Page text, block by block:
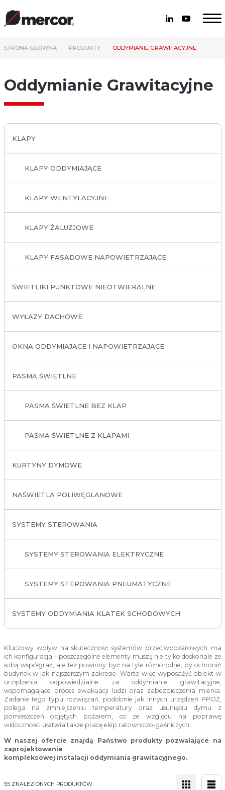
STRONA GŁÓWNA PRODUKTY ODDYMIANIE GRAWITACYJNE
Oddymianie Grawitacyjne
KLAPY
KLAPY ODDYMIAJĄCE
KLAPY WENTYLACYJNE
KLAPY ŻALUZJOWE
KLAPY FASADOWE NAPOWIETRZAJĄCE
ŚWIETLIKI PUNKTOWE NIEOTWIERALNE
WYŁAZY DACHOWE
OKNA ODDYMIAJĄCE I NAPOWIETRZAJĄCE
PASMA ŚWIETLNE
PASMA ŚWIETLNE BEZ KLAP
PASMA ŚWIETLNE Z KLAPAMI
KURTYNY DYMOWE
NAŚWIETLA POLIWĘGLANOWE
SYSTEMY STEROWANIA
SYSTEMY STEROWANIA ELEKTRYCZNE
SYSTEMY STEROWANIA PNEUMATYCZNE
SYSTEMY ODDYMIANIA KLATEK SCHODOWYCH
Kluczowy wpływ na skuteczność systemów przeciwpożarowych ma
ich konfiguracja – poszczególne elementy muszą nie tylko doskonale ze
sobą współgrać, ale też powinny być na tyle różnorodne, by ochronić
budynek w jak najszerszym zakresie. Warto więc wyposażyć obiekt w
urządzenia odpowiedzialne za oddymianie grawitacyjne,
wspomagające proces ewakuacji ludzi oraz zabezpieczenia mienia.
Zadanie tego typu rozwiązań, podobnie jak innych urządzeń PPOŻ,
polega na zmniejszeniu temperatury oraz usunięciu dymu z
pomieszczeń objętych pożarem, co ze względu na poprawę
widoczności ułatwia także pracę ekip ratowniczo-gaśniczych.
W naszej ofercie znajdą Państwo produkty pozwalające na
zaprojektowanie
kompleksowej instalacji oddymiania grawitacyjnego.
55 ZNALEZIONYCH PRODUKTÓW